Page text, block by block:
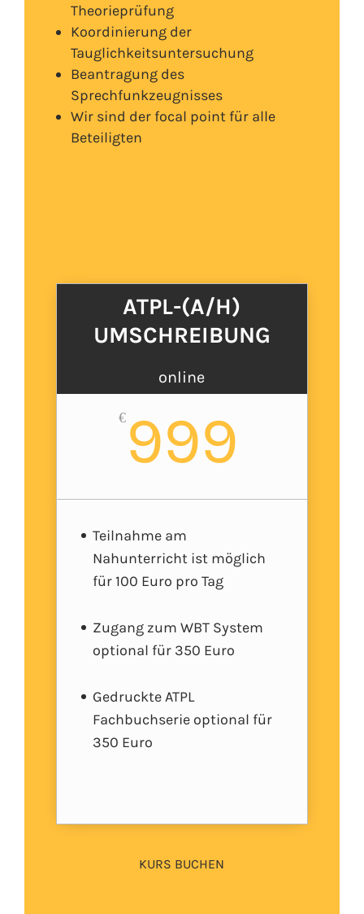
Theorieprüfung
Koordinierung der
Tauglichkeitsuntersuchung
Beantragung des
Sprechfunkzeugnisses
Wir sind der focal point für alle
Beteiligten
ATPL-(A/H)
UMSCHREIBUNG
online
€999
Teilnahme am
Nahunterricht ist möglich
für 100 Euro pro Tag
Zugang zum WBT System
optional für 350 Euro
Gedruckte ATPL
Fachbuchserie optional für
350 Euro
KURS BUCHEN